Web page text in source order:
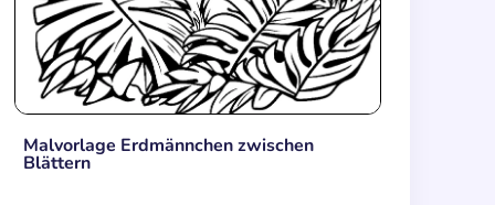
Malvorlage Erdmännchen zwischen
Blättern